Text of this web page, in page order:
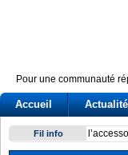
Pour une communauté
Accueil
Fil info